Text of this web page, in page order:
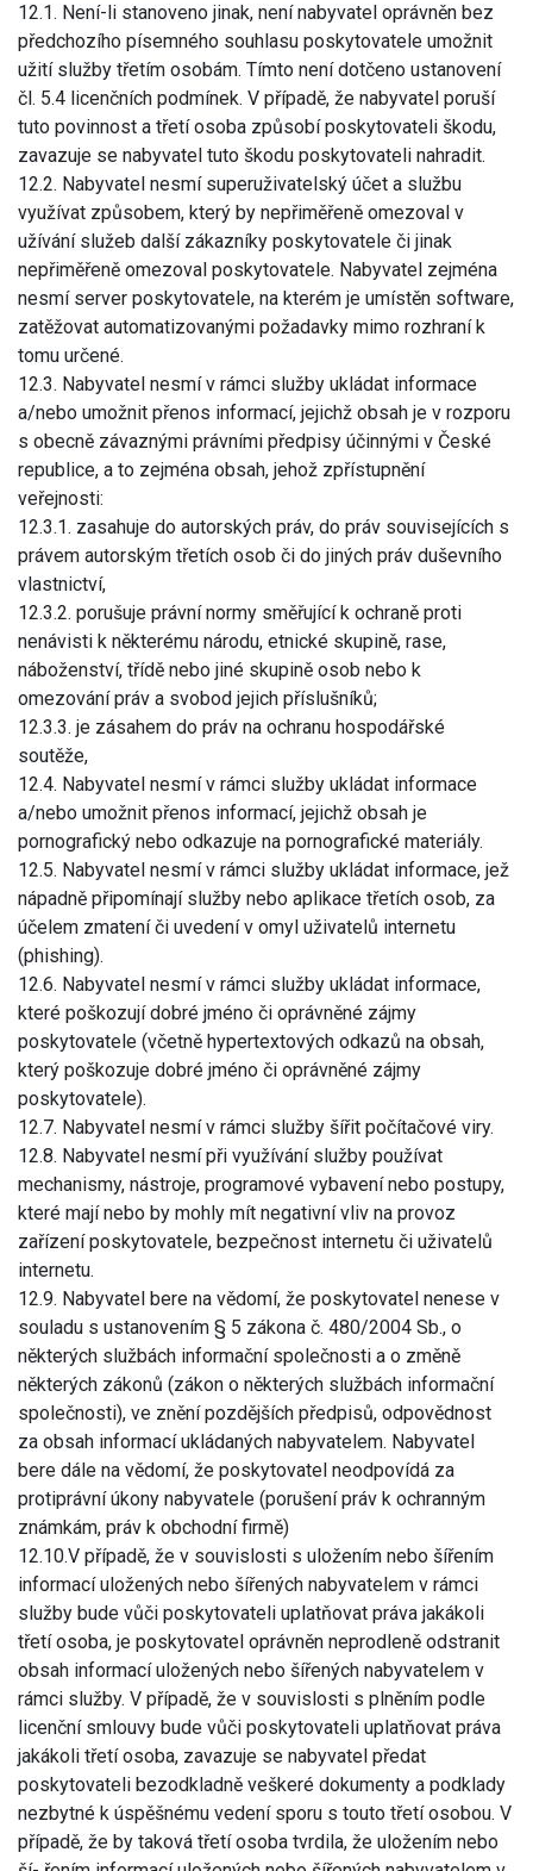
12.1. Není-li stanoveno jinak, není nabyvatel oprávněn bez
předchozího písemného souhlasu poskytovatele umožnit
užití služby třetím osobám. Tímto není dotčeno ustanovení
čl. 5.4 licenčních podmínek. V případě, že nabyvatel poruší
tuto povinnost a třetí osoba způsobí poskytovateli škodu,
zavazuje se nabyvatel tuto škodu poskytovateli nahradit.
12.2. Nabyvatel nesmí superuživatelský účet a službu
využívat způsobem, který by nepřiměřeně omezoval v
užívání služeb další zákazníky poskytovatele či jinak
nepřiměřeně omezoval poskytovatele. Nabyvatel zejména
nesmí server poskytovatele, na kterém je umístěn software,
zatěžovat automatizovanými požadavky mimo rozhraní k
tomu určené.
12.3. Nabyvatel nesmí v rámci služby ukládat informace
a/nebo umožnit přenos informací, jejichž obsah je v rozporu
s obecně závaznými právními předpisy účinnými v České
republice, a to zejména obsah, jehož zpřístupnění
veřejnosti:
12.3.1. zasahuje do autorských práv, do práv souvisejících s
právem autorským třetích osob či do jiných práv duševního
vlastnictví,
12.3.2. porušuje právní normy směřující k ochraně proti
nenávisti k některému národu, etnické skupině, rase,
náboženství, třídě nebo jiné skupině osob nebo k
omezování práv a svobod jejich příslušníků;
12.3.3. je zásahem do práv na ochranu hospodářské
soutěže,
12.4. Nabyvatel nesmí v rámci služby ukládat informace
a/nebo umožnit přenos informací, jejichž obsah je
pornografický nebo odkazuje na pornografické materiály.
12.5. Nabyvatel nesmí v rámci služby ukládat informace, jež
nápadně připomínají služby nebo aplikace třetích osob, za
účelem zmatení či uvedení v omyl uživatelů internetu
(phishing).
12.6. Nabyvatel nesmí v rámci služby ukládat informace,
které poškozují dobré jméno či oprávněné zájmy
poskytovatele (včetně hypertextových odkazů na obsah,
který poškozuje dobré jméno či oprávněné zájmy
poskytovatele).
12.7. Nabyvatel nesmí v rámci služby šířit počítačové viry.
12.8. Nabyvatel nesmí při využívání služby používat
mechanismy, nástroje, programové vybavení nebo postupy,
které mají nebo by mohly mít negativní vliv na provoz
zařízení poskytovatele, bezpečnost internetu či uživatelů
internetu.
12.9. Nabyvatel bere na vědomí, že poskytovatel nenese v
souladu s ustanovením § 5 zákona č. 480/2004 Sb., o
některých službách informační společnosti a o změně
některých zákonů (zákon o některých službách informační
společnosti), ve znění pozdějších předpisů, odpovědnost
za obsah informací ukládaných nabyvatelem. Nabyvatel
bere dále na vědomí, že poskytovatel neodpovídá za
protiprávní úkony nabyvatele (porušení práv k ochranným
známkám, práv k obchodní firmě)
12.10.V případě, že v souvislosti s uložením nebo šířením
informací uložených nebo šířených nabyvatelem v rámci
služby bude vůči poskytovateli uplatňovat práva jakákoli
třetí osoba, je poskytovatel oprávněn neprodleně odstranit
obsah informací uložených nebo šířených nabyvatelem v
rámci služby. V případě, že v souvislosti s plněním podle
licenční smlouvy bude vůči poskytovateli uplatňovat práva
jakákoli třetí osoba, zavazuje se nabyvatel předat
poskytovateli bezodkladně veškeré dokumenty a podklady
nezbytné k úspěšnému vedení sporu s touto třetí osobou. V
případě, že by taková třetí osoba tvrdila, že uložením nebo